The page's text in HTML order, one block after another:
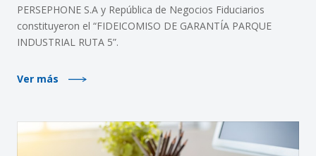
PERSEPHONE S.A y República de Negocios Fiduciarios
constituyeron el “FIDEICOMISO DE GARANTÍA PARQUE
INDUSTRIAL RUTA 5”.
Ver más